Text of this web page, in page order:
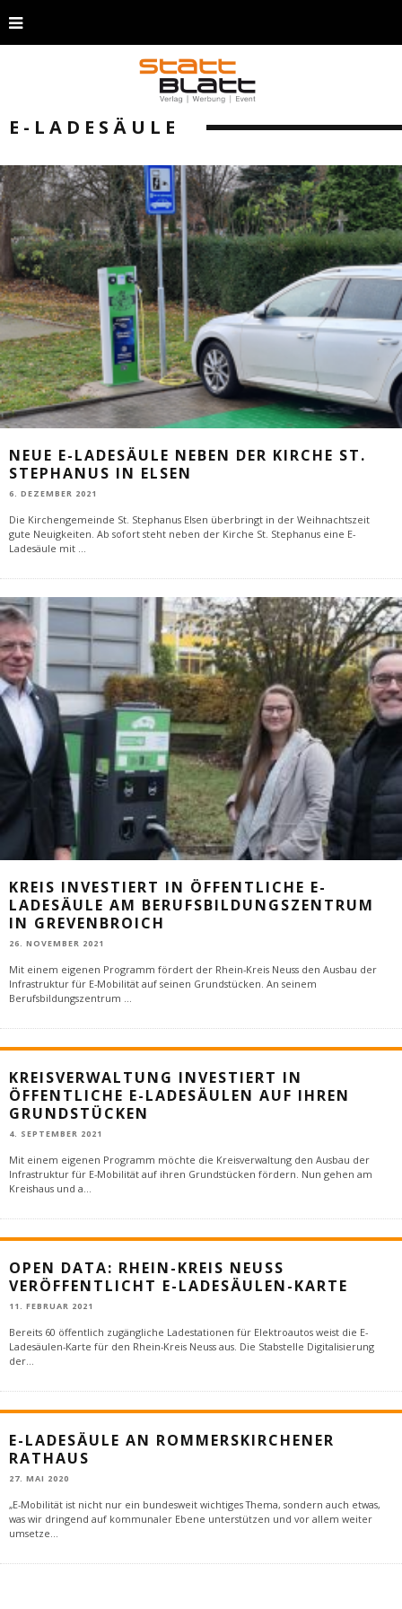
E-LADESÄULE
NEUE E-LADESÄULE NEBEN DER KIRCHE ST.
STEPHANUS IN ELSEN
6. DEZEMBER 2021
Die Kirchengemeinde St. Stephanus Elsen überbringt in der Weihnachtszeit
gute Neuigkeiten. Ab sofort steht neben der Kirche St. Stephanus eine E-
Ladesäule mit ...
KREIS INVESTIERT IN ÖFFENTLICHE E-
LADESÄULE AM BERUFSBILDUNGSZENTRUM
IN GREVENBROICH
26. NOVEMBER 2021
Mit einem eigenen Programm fördert der Rhein-Kreis Neuss den Ausbau der
Infrastruktur für E-Mobilität auf seinen Grundstücken. An seinem
Berufsbildungszentrum ...
KREISVERWALTUNG INVESTIERT IN
ÖFFENTLICHE E-LADESÄULEN AUF IHREN
GRUNDSTÜCKEN
4. SEPTEMBER 2021
Mit einem eigenen Programm möchte die Kreisverwaltung den Ausbau der
Infrastruktur für E-Mobilität auf ihren Grundstücken fördern. Nun gehen am
Kreishaus und a...
OPEN DATA: RHEIN-KREIS NEUSS
VERÖFFENTLICHT E-LADESÄULEN-KARTE
11. FEBRUAR 2021
Bereits 60 öffentlich zugängliche Ladestationen für Elektroautos weist die E-
Ladesäulen-Karte für den Rhein-Kreis Neuss aus. Die Stabstelle Digitalisierung
der...
E-LADESÄULE AN ROMMERSKIRCHENER
RATHAUS
27. MAI 2020
„E-Mobilität ist nicht nur ein bundesweit wichtiges Thema, sondern auch etwas,
was wir dringend auf kommunaler Ebene unterstützen und vor allem weiter
umsetze...